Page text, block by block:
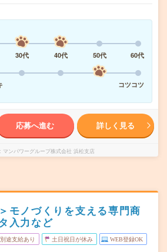
30代 40代 50代
60代
コツコツ
応募へ進む 詳しく見る
マンパワーグループ株式会社 浜松支店
モノづくりを支える専門商
入力など
途支給あり 土日祝日が休み WEB登録OK